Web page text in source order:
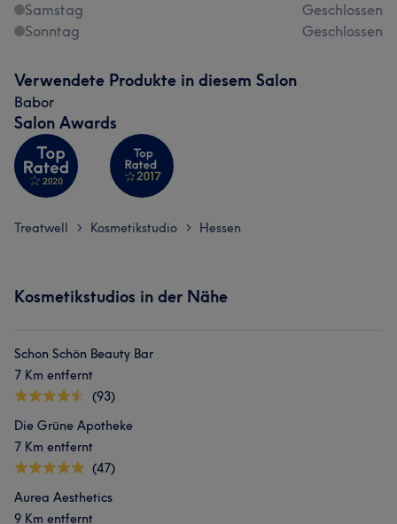
Samstag
Geschlossen
Sonntag
Geschlossen
Verwendete Produkte in diesem Salon
Babor
Salon Awards
Treatwell > Kosmetikstudio > Hessen
Kosmetikstudios in der Nähe
Schon Schön Beauty Bar
7 Km entfernt
(93)
Die Grüne Apotheke
7 Km entfernt
(47)
Aurea Aesthetics
9 Km entfernt